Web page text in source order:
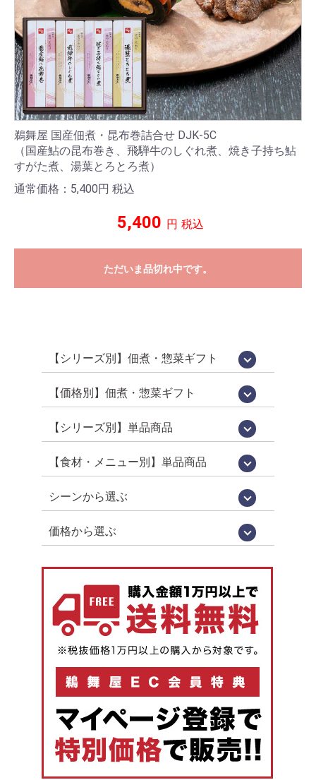
鵜舞屋 国産佃煮・昆布巻詰合せ DJK-5C
（国産鮎の昆布巻き、飛騨牛のしぐれ煮、焼き子持ち鮎
すがた煮、湯葉とろとろ煮）
通常価格：5,400円 税込
5,400 円 税込
ただいま品切れ中です。
【シリーズ別】佃煮・惣菜ギフト
高級佃煮ギフト
国産佃煮・惣菜詰め合わせ[百貨店限定販
鵜舞屋昆布巻詰合せ[鵜舞屋のロングセラ
佃煮 味三昧[食べきりサイズの佃煮詰め
老舗の味物語[岐阜の美味いもの詰め合わ
佃煮・肉惣菜詰め合わせ
信長の郷[岐阜土産・武将パッケージ]
鮎昆布巻詰合せ
鮎一夜干し詰合せ
逸品惣菜
国産煮豚・煮鶏詰合せ
[明宝ハム×鵜舞屋]詰め合わせ
そうめん・佃煮詰め合わせ
カジュアルギフト「味あわせ」
岐阜土産
【価格別】佃煮・惣菜ギフト
【プチギフト】～2000円
【佃煮 惣菜 ギフト】～3000円
【佃煮 惣菜 ギフト】～3979円
【佃煮 惣菜 ギフト】3980円～
【佃煮 惣菜 ギフト】5000円～
【佃煮 惣菜 ギフト】7000円～
【佃煮 惣菜 ギフト】10000円～[送料無
【シリーズ別】単品商品
うるか・鮎一夜干しなど[老舗の鮎]
百貨店限定販売[国産シリーズ]
定番竿箱シリーズ
鵜舞屋伝統の味[老舗の惣菜]
箱入り単品惣菜
定番の佃煮[うまい屋のおつまみ]
食べきりおつまみ[うまつま]
佃煮屋の「煮豚」「煮鶏」[SDGs]
高校生が開発しました[産学連携商品]
WareesHalal認証取得品[ハラルキッチン
ヤマタカ醤油[月星]使用シリーズ
鮎昆布巻詰合せ
【夏季限定】スウィーツ
【食材・メニュー別】単品商品
珍味（鮎うるか・一夜干し・ふりかけ）
昆布巻き（鮎・にしん・さけ・子持ちあ
鮎（すがた煮・吟醸煮など）
小鮎やわらか煮・小鮎甘露煮
飛騨牛・牛肉
煮豚・煮鶏
佃煮
貝類（帆立・牡蠣）
炊き込みご飯の素
ハラール認証取得品
菓子・スイーツ
シーンから選ぶ
お中元・お歳暮
お祝い・お返し
仏事
お取り寄せグルメ
お手土産（カジュアルギフト）
おつまみ
価格から選ぶ
1,000円未満
1,000円～
2,000円～
3,000円～
4,000円～
5,000円以上